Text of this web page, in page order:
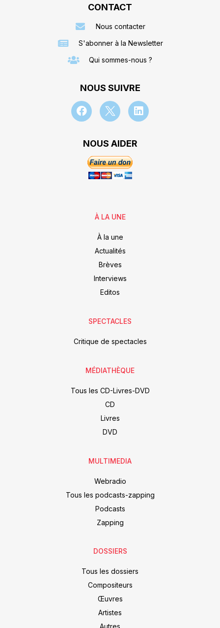
CONTACT
Nous contacter
S'abonner à la Newsletter
Qui sommes-nous ?
NOUS SUIVRE
NOUS AIDER
À LA UNE
À la une
Actualités
Brèves
Interviews
Editos
SPECTACLES
Critique de spectacles
MÉDIATHÈQUE
Tous les CD-Livres-DVD
CD
Livres
DVD
MULTIMEDIA
Webradio
Tous les podcasts-zapping
Podcasts
Zapping
DOSSIERS
Tous les dossiers
Compositeurs
Œuvres
Artistes